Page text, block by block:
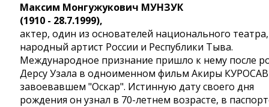
Максим Монгужукович МУНЗУК
(1910 - 28.7.1999),
актер, один из основателей национального театра,
народный артист России и Республики Тыва.
Международное признание пришло к нему после
Дерсу Узала в одноименном фильм Акиры
завоевавшем "Оскар". Истинную дату своего дня
рождения он узнал в 70-летнем возрасте, в